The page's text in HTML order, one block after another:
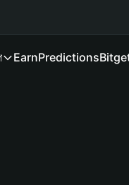
EarnPredictions